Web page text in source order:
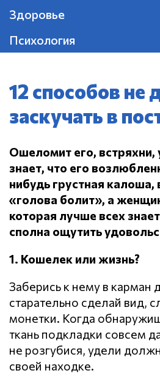
Здоровье
Психология
12 способов не
заскучать в
Ошеломит его, встряхни,
знает, что его
нибудь грустная калоша,
«голова болит», а
которая лучше всех
сполна ощутить
1. Кошелек или жизнь?
Заберись к нему в карман
старательно сделай вид,
монетки. Когда
ткань подкладки совсем
не розгубися, удели
своей находке.